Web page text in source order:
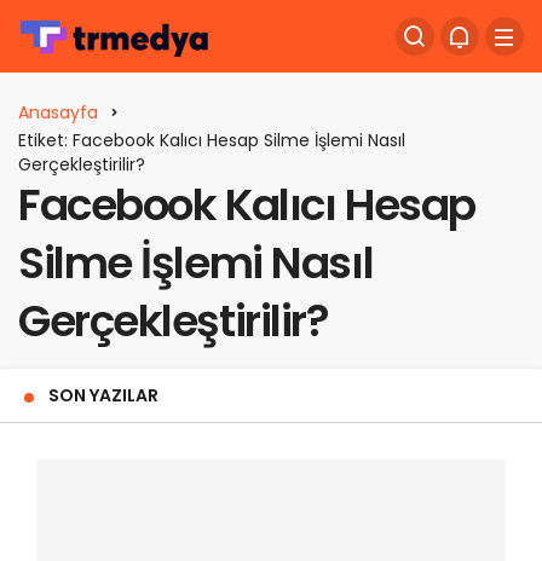
Anasayfa
Etiket: Facebook Kalıcı Hesap Silme İşlemi Nasıl
Gerçekleştirilir?
Facebook Kalıcı Hesap
Silme İşlemi Nasıl
Gerçekleştirilir?
SON YAZILAR